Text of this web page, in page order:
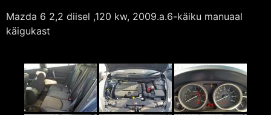
Mazda 6 2,2 diisel ,120 kw, 2009.a.6-käiku manuaal
käigukast